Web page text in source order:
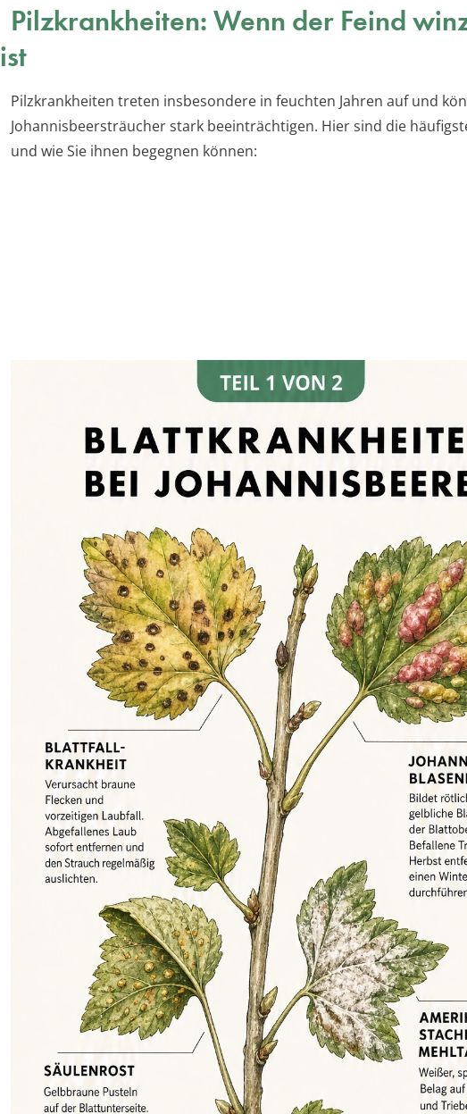
Pilzkrankheiten: Wenn der Feind
ist
Pilzkrankheiten treten insbesondere in feuchten Jahren auf und
Johannisbeersträucher stark beeinträchtigen. Hier sind die
und wie Sie ihnen begegnen können: